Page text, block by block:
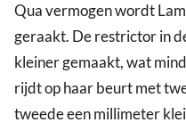
Qua vermogen wordt
geraakt. De restrictor in
kleiner gemaakt, wat
rijdt op haar beurt met
tweede een millimeter